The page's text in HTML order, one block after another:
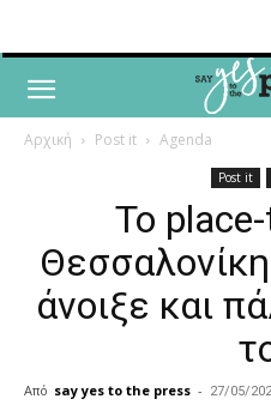
Αρχική Post it Agenda
Post it
Το
άνοιξε και
Από say yes to the press - 27/05/